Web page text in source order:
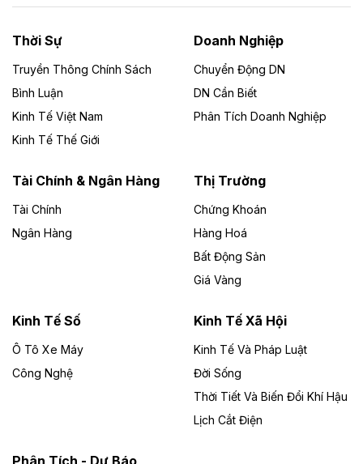
Dự án Nhà máy xử lý rác và phát điện Bắc Giang do
Công ty TNHH Năng lượng môi trường Bắc Giang làm
Theo vietnamfinance.vn
Đức Long Gia Lai mở rộng ‘hệ sinh thái’
Lai
Bốn doanh nghiệp có sự góp vốn của Công ty Cổ
phần Tập đoàn Đức Long Gia Lai (HoSE: DLG) được
Gia Lai với tổng vốn hơn 4.750 tỷ đồng.
Đồng Nai cho thuê gần 59 ha đất làm khu
công nghiệp ở Long Thành
UBND TP Đồng Nai cho Công ty Amata thuê gần 59 ha
đất để đầu tư khu công nghiệp công nghệ cao Long
Thời Sự
Truyền Thông Chính Sách
Bình Luận
Kinh Tế Việt Nam
Kinh Tế Thế Giới
Doanh Nghiệp
Chuyển Động DN
DN Cần Biết
Phân Tích Doanh Nghiệp
Tài Chính & Ngân Hàng
Tài Chính
Ngân Hàng
Thị Trường
Chứng Khoán
Hàng Hoá
Bất Động Sản
Giá Vàng
Kinh Tế Số
Ô Tô Xe Máy
Công Nghệ
Kinh Tế Xã Hội
Kinh Tế Và Pháp Luật
Đời Sống
Thời Tiết Và Biến Đổi Khí Hậu
Lịch Cắt Điện